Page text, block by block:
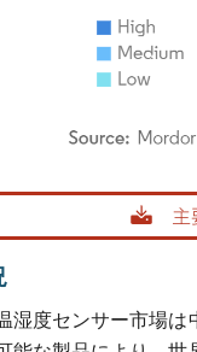
Intelligence。再利用には
湿度センサー市場